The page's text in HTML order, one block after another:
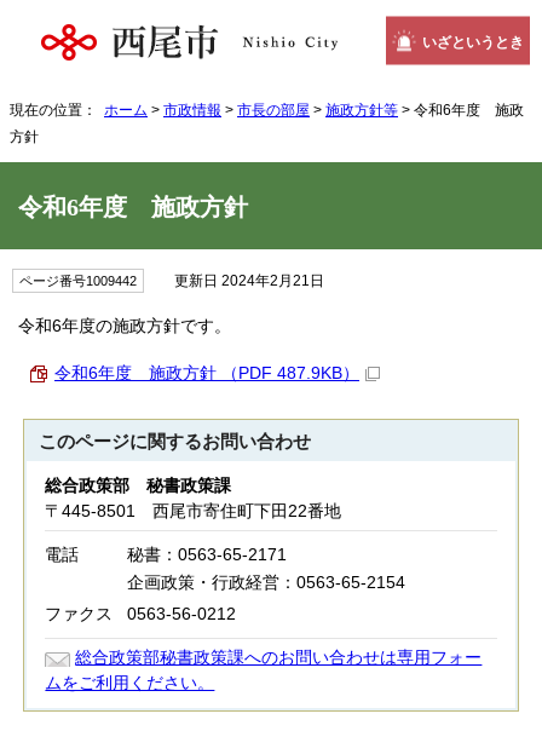
いざというとき
現在の位置： ホーム > 市政情報 > 市長の部屋 > 施政方針等 > 令和6年度 施政
方針
令和6年度 施政方針
ページ番号1009442 更新日 2024年2月21日
令和6年度の施政方針です。
令和6年度 施政方針 （PDF 487.9KB）
このページに関するお問い合わせ
総合政策部 秘書政策課
〒445-8501 西尾市寄住町下田22番地
電話
秘書：0563-65-2171
企画政策・行政経営：0563-65-2154
ファクス
0563-56-0212
総合政策部秘書政策課へのお問い合わせは専用フォー
ムをご利用ください。